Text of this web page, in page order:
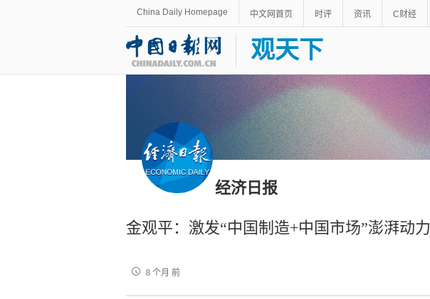
China Daily Homepage 中文网首页 时评 资讯 C财经
观天下
经济日报
金观平：激发“中国制造+中国市场”澎湃动力
8 个月 前